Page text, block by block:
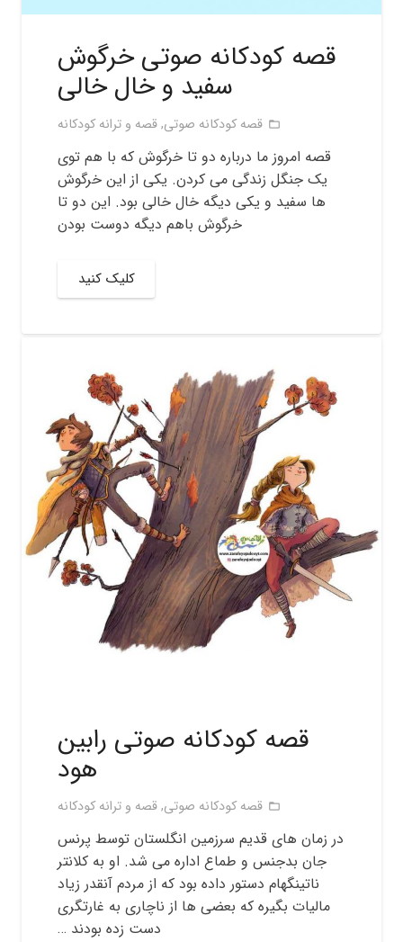
قصه کودکانه صوتی خرگوش
سفید و خال خالی
folder_open قصه کودکانه صوتی,قصه و ترانه کودکانه
قصه امروز ما درباره دو تا خرگوش که با هم توی
یک جنگل زندگی می کردن. یکی از این خرگوش
ها سفید و یکی دیگه خال خالی بود. این دو تا
خرگوش باهم دیگه دوست بودن
کلیک کنید
قصه کودکانه صوتی رابین
هود
folder_open قصه کودکانه صوتی,قصه و ترانه کودکانه
در زمان های قدیم سرزمین انگلستان توسط پرنس
جان بدجنس و طماع اداره می شد. او به کلانتر
ناتینگهام دستور داده بود که از مردم آنقدر زیاد
مالیات بگیره که بعضی ها از ناچاری به غارتگری
دست زده بودند …